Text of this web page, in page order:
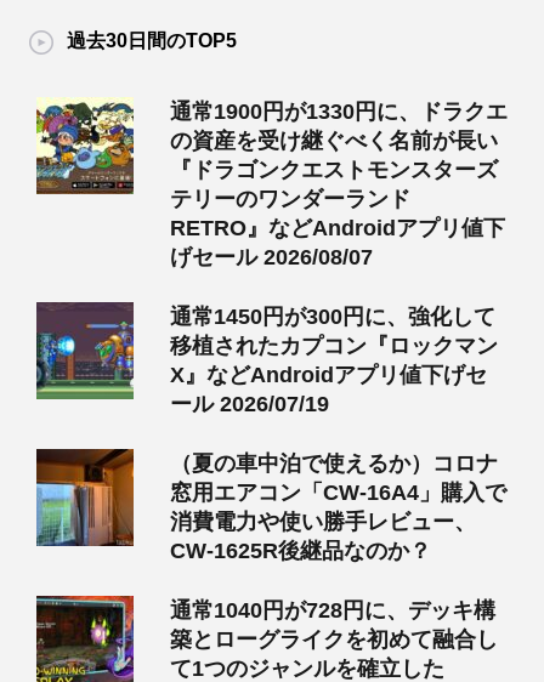
過去30日間のTOP5
通常1900円が1330円に、ドラクエ
の資産を受け継ぐべく名前が長い
『ドラゴンクエストモンスターズ
テリーのワンダーランド
RETRO』などAndroidアプリ値下
げセール 2026/08/07
通常1450円が300円に、強化して
移植されたカプコン『ロックマン
X』などAndroidアプリ値下げセ
ール 2026/07/19
（夏の車中泊で使えるか）コロナ
窓用エアコン「CW-16A4」購入で
消費電力や使い勝手レビュー、
CW-1625R後継品なのか？
通常1040円が728円に、デッキ構
築とローグライクを初めて融合し
て1つのジャンルを確立した